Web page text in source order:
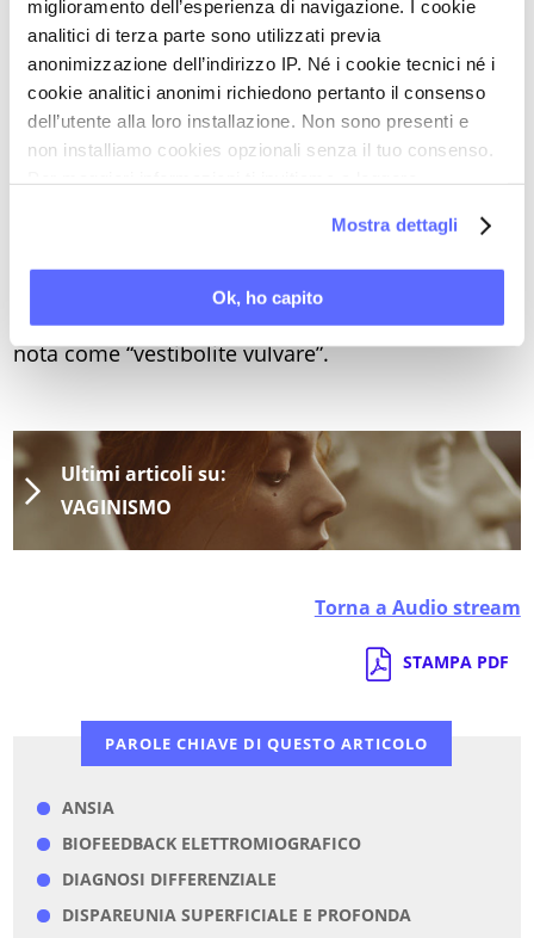
miglioramento dell’esperienza di navigazione. I cookie
analitici di terza parte sono utilizzati previa
anonimizzazione dell’indirizzo IP. Né i cookie tecnici né i
cookie analitici anonimi richiedono pertanto il consenso
dell’utente alla loro installazione. Non sono presenti e
non installiamo cookies opzionali senza il tuo consenso.
Mostra dettagli
Ok, ho capito
centri autorizzati – alla tossina botulinica, da
iniettare localmente con un ago da insulina;
- la possibilità che il disturbo sia aggravato da un
imene particolarmente rigido e fibroso, nel qual
provocare una grave infiammazione dei tessuti
nota come “vestibolite vulvare”.
Ultimi articoli su:
VAGINISMO
Torna a Audio stream
STAMPA PDF
PAROLE CHIAVE DI QUESTO ARTICOLO
ANSIA
BIOFEEDBACK ELETTROMIOGRAFICO
DIAGNOSI DIFFERENZIALE
DISPAREUNIA SUPERFICIALE E PROFONDA